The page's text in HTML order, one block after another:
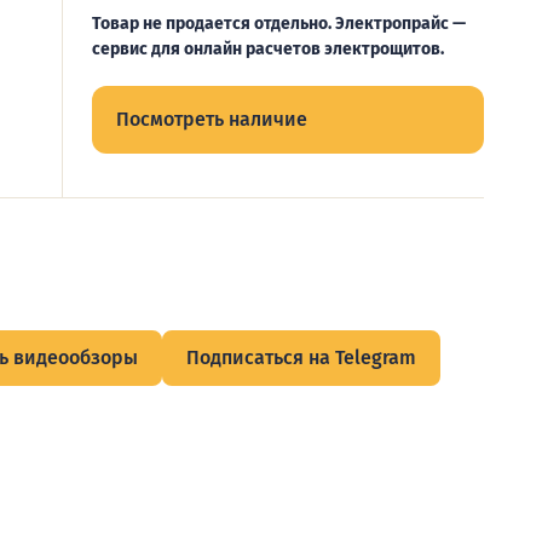
Товар не продается отдельно. Электропрайс —
сервис для онлайн расчетов электрощитов.
Посмотреть наличие
видеообзоры Подписаться на Telegram